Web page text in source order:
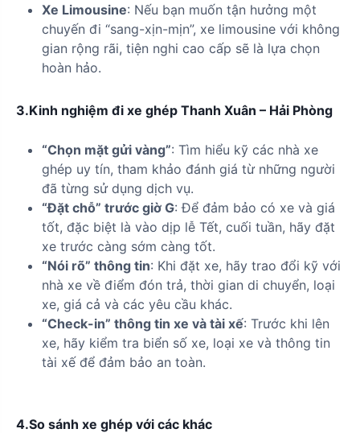
Xe Limousine: Nếu bạn muốn tận hưởng một
chuyến đi “sang-xịn-mịn”, xe limousine với không
gian rộng rãi, tiện nghi cao cấp sẽ là lựa chọn
hoàn hảo.
3.Kinh nghiệm đi xe ghép Thanh Xuân – Hải Phòng
“Chọn mặt gửi vàng”: Tìm hiểu kỹ các nhà xe
ghép uy tín, tham khảo đánh giá từ những người
đã từng sử dụng dịch vụ.
“Đặt chỗ” trước giờ G: Để đảm bảo có xe và giá
tốt, đặc biệt là vào dịp lễ Tết, cuối tuần, hãy đặt
xe trước càng sớm càng tốt.
“Nói rõ” thông tin: Khi đặt xe, hãy trao đổi kỹ với
nhà xe về điểm đón trả, thời gian di chuyển, loại
xe, giá cả và các yêu cầu khác.
“Check-in” thông tin xe và tài xế: Trước khi lên
xe, hãy kiểm tra biển số xe, loại xe và thông tin
tài xế để đảm bảo an toàn.
4.So sánh xe ghép với các khác